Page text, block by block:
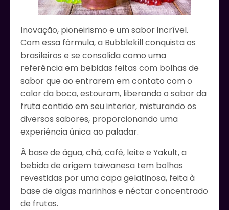
Inovação, pioneirismo e um sabor incrível.
Com essa fórmula, a Bubblekill conquista os
brasileiros e se consolida como uma
referência em bebidas feitas com bolhas de
sabor que ao entrarem em contato com o
calor da boca, estouram, liberando o sabor da
fruta contido em seu interior, misturando os
diversos sabores, proporcionando uma
experiência única ao paladar.
À base de água, chá, café, leite e Yakult, a
bebida de origem taiwanesa tem bolhas
revestidas por uma capa gelatinosa, feita à
base de algas marinhas e néctar concentrado
de frutas.